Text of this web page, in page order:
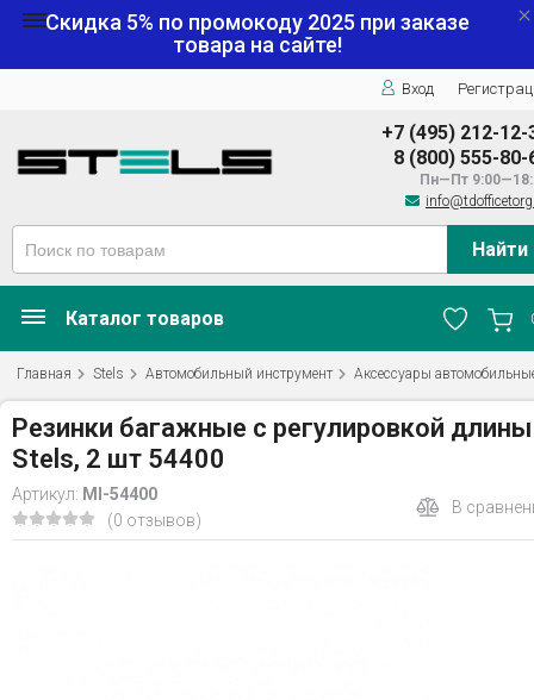
Скидка 5% по промокоду 2025 при заказе
товара на сайте!
Вход
+7 (495) 212-12-
8 (800) 555-80-
Пн—Пт
Найти
Каталог товаров
Главная Stels Автомобильный инструмент Аксессуары
Резинки багажные с регулировкой длины
Stels, 2 шт 54400
Артикул: MI-54400
(0 отзывов)
В